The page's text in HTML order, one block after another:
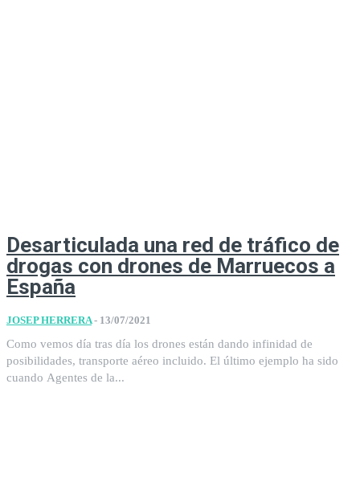
Desarticulada una red de tráfico de
drogas con drones de Marruecos a
España
JOSEP HERRERA - 13/07/2021
Como vemos día tras día los drones están dando infinidad de
posibilidades, transporte aéreo incluido. El último ejemplo ha sido
cuando Agentes de la...